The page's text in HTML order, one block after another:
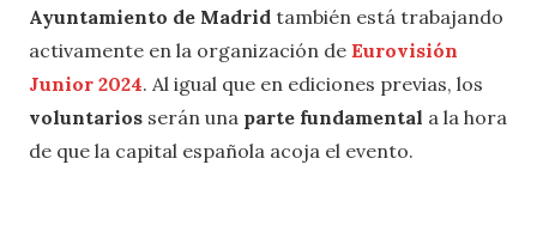
Ayuntamiento de Madrid también está trabajando
activamente en la organización de Eurovisión
Junior 2024. Al igual que en ediciones previas, los
voluntarios serán una parte fundamental a la hora
de que la capital española acoja el evento.